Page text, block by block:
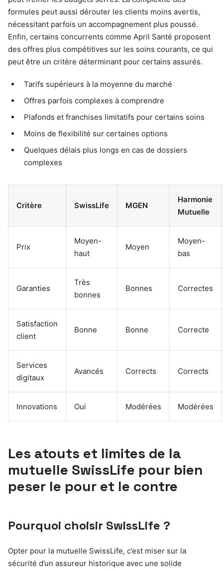
formules peut aussi dérouter les clients moins avertis,
nécessitant parfois un accompagnement plus poussé.
Enfin, certains concurrents comme April Santé proposent
des offres plus compétitives sur les soins courants, ce qui
peut être un critère déterminant pour certains assurés.
Tarifs supérieurs à la moyenne du marché
Offres parfois complexes à comprendre
Plafonds et franchises limitatifs pour certains soins
Moins de flexibilité sur certaines options
Quelques délais plus longs en cas de dossiers
complexes
Critère SwissLife MGEN
Harmonie
Mutuelle
Prix
Moyen-
haut
Moyen
Moyen-
bas
Garanties
Très
bonnes
Bonnes Correctes
Satisfaction
client
Bonne Bonne Correcte
Services
digitaux
Avancés Corrects Corrects
Innovations Oui Modérées Modérées
Les atouts et limites de la
mutuelle SwissLife pour bien
peser le pour et le contre
Pourquoi choisir SwissLife ?
Opter pour la mutuelle SwissLife, c’est miser sur la
sécurité d’un assureur historique avec une solide